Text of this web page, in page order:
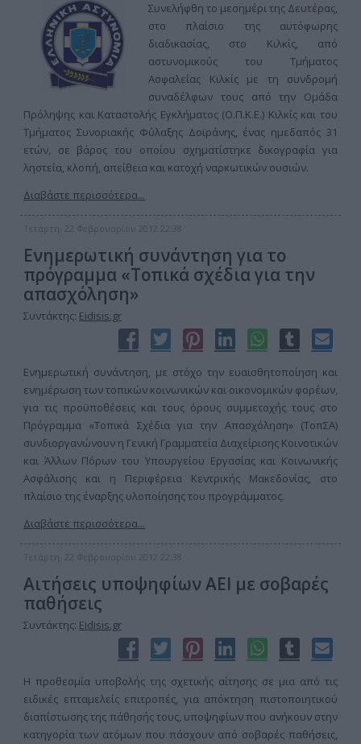
Συνελήφθη το μεσημέρι της Δευτέρας,
στο πλαίσιο της αυτόφωρης
διαδικασίας, στο Κιλκίς, από
αστυνομικούς του Τμήματος
Ασφαλείας Κιλκίς με τη συνδρομή
συναδέλφων τους από την Ομάδα
Πρόληψης και Καταστολής Εγκλήματος (Ο.Π.Κ.Ε.) Κιλκίς και του
Τμήματος Συνοριακής Φύλαξης Δοϊράνης, ένας ημεδαπός 31
ετών, σε βάρος του οποίου σχηματίστηκε δικογραφία για
ληστεία, κλοπή, απείθεια και κατοχή ναρκωτικών ουσιών.
Διαβάστε περισσότερα...
Τετάρτη, 22 Φεβρουαρίου 2012 22:38
Ενημερωτική συνάντηση για το
πρόγραμμα «Τοπικά σχέδια για την
απασχόληση»
Συντάκτης: Eidisis.gr
Ενημερωτική συνάντηση, με στόχο την ευαισθητοποίηση και
ενημέρωση των τοπικών κοινωνικών και οικονομικών φορέων,
για τις προϋποθέσεις και τους όρους συμμετοχής τους στο
Πρόγραμμα «Τοπικά Σχέδια για την Απασχόληση» (ΤοπΣΑ)
συνδιοργανώνουν η Γενική Γραμματεία Διαχείρισης Κοινοτικών
και Άλλων Πόρων του Υπουργείου Εργασίας και Κοινωνικής
Ασφάλισης και η Περιφέρεια Κεντρικής Μακεδονίας, στο
πλαίσιο της έναρξης υλοποίησης του προγράμματος.
Διαβάστε περισσότερα...
Τετάρτη, 22 Φεβρουαρίου 2012 22:38
Αιτήσεις υποψηφίων ΑΕΙ με σοβαρές
παθήσεις
Συντάκτης: Eidisis.gr
Η προθεσμία υποβολής της σχετικής αίτησης σε μια από τις
ειδικές επταμελείς επιτροπές, για απόκτηση πιστοποιητικού
διαπίστωσης της πάθησής τους, υποψηφίων που ανήκουν στην
κατηγορία των ατόμων που πάσχουν από σοβαρές παθήσεις,